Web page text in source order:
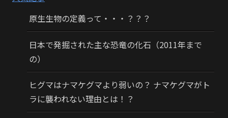
原生生物の定義って・・・？？？
日本で発掘された主な恐竜の化石（2011年まで
の）
ヒグマはナマケグマより弱いの？ ナマケグマがト
ラに襲われない理由とは！？